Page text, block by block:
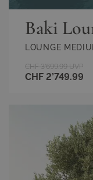
Baki
LOUNGE
CHF 2’749.99
CHF 3’699.99 UVP